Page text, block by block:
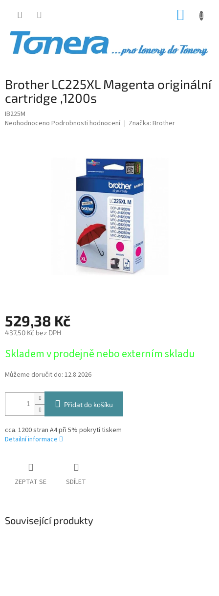
Brother LC225XL Magenta originální
cartridge ,1200s
IB225M
Průměrné
Neohodnoceno Podrobnosti hodnocení Značka: Brother
529,38 Kč
437,50 Kč bez DPH
cena:
Skladem v prodejně nebo externím skladu
Můžeme doručit do: 12.8.2026
Přidat do košíku
cca. 1200 stran A4 při 5% pokrytí tiskem
Detailní informace
ZEPTAT SE SDÍLET
Související produkty